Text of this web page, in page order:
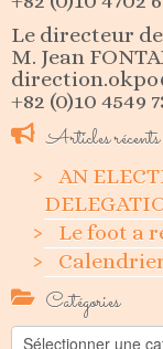
Le directeur de
M. Jean
+82 (0)10 4549
Articles récents
AN
Le foot a
Calendrier
Catégories
Catégories